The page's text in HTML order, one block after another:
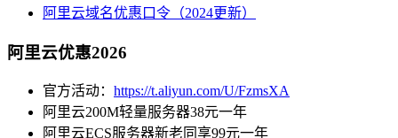
阿里云域名优惠口令（2024更新）
阿里云优惠2026
官方活动： https://t.aliyun.com/U/FzmsXA
阿里云200M轻量服务器38元一年
阿里云ECS服务器新老同享99元一年